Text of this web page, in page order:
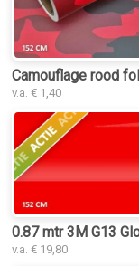
Camouflage rood
v.a. € 1,40
0.87 mtr 3M G13
v.a. € 19,80